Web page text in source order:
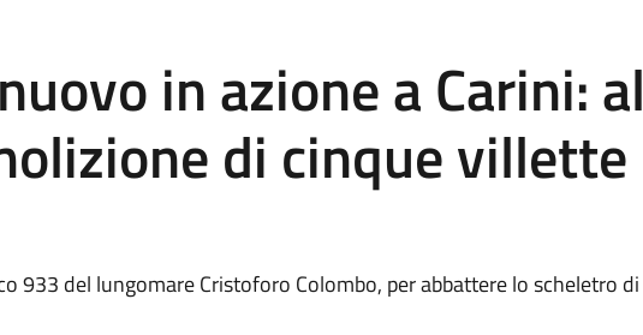
in azione a Carini: al
di cinque villette
933 del lungomare Cristoforo Colombo, per abbattere lo scheletro di